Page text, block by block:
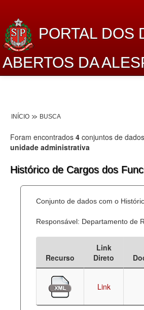
PORTAL DOS
ABERTOS DA
Lei de Acesso à Informação
Dados Governamentais Abertos
Planejamento
Catálogo de dados
Processo Legislativo
Administração
Legislação
Agenda
INÍCIO BUSCA
Foram encontrados 4 conjuntos de
unidade administrativa
Histórico de Cargos dos
Conjunto de dados com o
Responsável: Departamento de
Recurso
Link
Direto
Link